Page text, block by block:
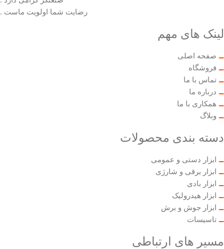
رضایت شما اولویت ماست .
لینک های مهم
صفحه اصلی
فروشگاه
تماس با ما
درباره ما
همکاری با ما
وبلاگ
دسته بندی محصولات
ابزار دستی و عمومی
ابزار برقی و شارژی
ابزار بادی
ابزار هیدرولیک
ابزار جوش و برش
تاسیسات
مسیر های ارتباطی